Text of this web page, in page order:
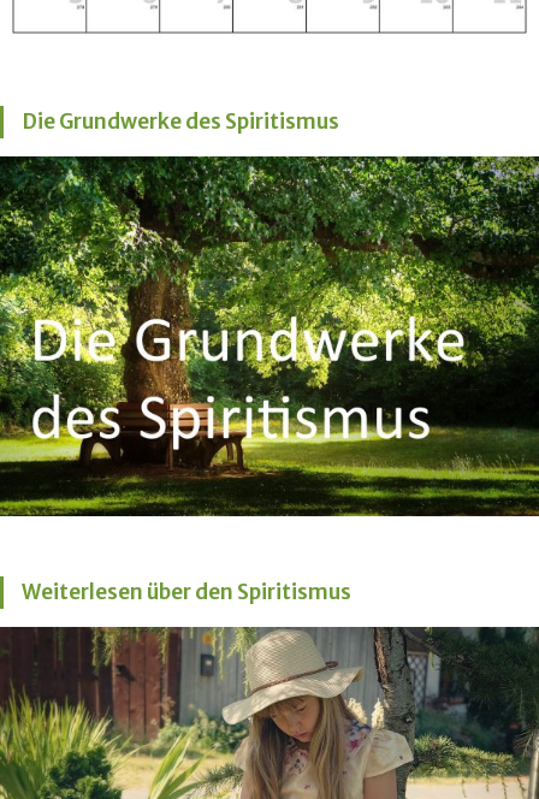
Die Grundwerke des Spiritismus
Weiterlesen über den Spiritismus